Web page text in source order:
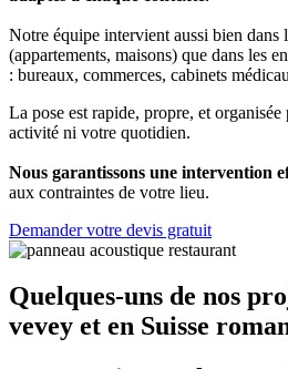
Notre équipe intervient aussi bien dans
(appartements, maisons) que dans les
: bureaux, commerces, cabinets
La pose est rapide, propre, et
activité ni votre quotidien.
Nous garantissons une intervention
aux contraintes de votre lieu.
Demander votre devis gratuit
Quelques-uns de nos
vevey et en Suisse